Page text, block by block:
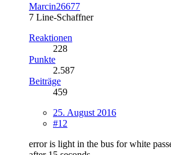
Marcin26677
7 Line-Schaffner
Reaktionen
228
Punkte
2.587
Beiträge
459
25. August 2016
#12
error is light in the bus for white